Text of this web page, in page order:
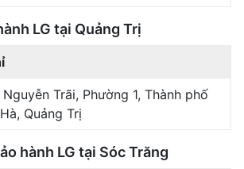
LG tại Quảng Trị
Trãi, Phường 1, Thành phố
Quảng Trị
hành LG tại Sóc Trăng